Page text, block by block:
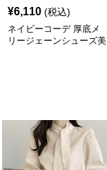
¥6,110 (税込)
ネイビーコーデ 厚底メ
リージェーンシューズ美